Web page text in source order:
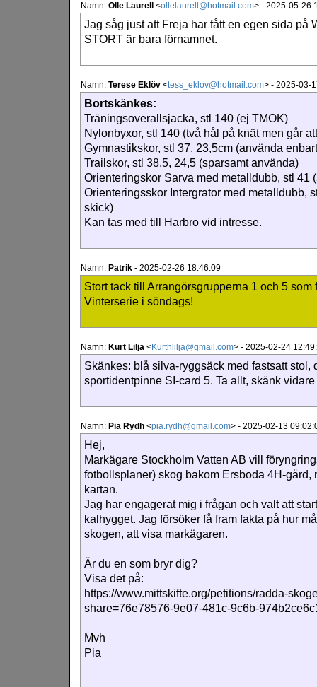
Namn: Olle Laurell <ollelaurell@hotmail.com> - 2025-05-26
Jag såg just att Freja har fått en egen sida på
STORT är bara förnamnet.
Namn: Terese Eklöv <tess_eklov@hotmail.com> - 2025-03-
Bortskänkes:
Träningsoverallsjacka, stl 140 (ej TMOK)
Nylonbyxor, stl 140 (två hål på knät men går
Gymnastikskor, stl 37, 23,5cm (använda
Trailskor, stl 38,5, 24,5 (sparsamt använda)
Orienteringskor Sarva med metalldubb, stl 41
Orienteringsskor Intergrator med metalldubb,
skick)
Kan tas med till Harbro vid intresse.
Namn: Patrik - 2025-02-26 18:46:09
Stort tack till Arrangörsgrupperna 1 och 5
Vinterserie i söndags!
Namn: Kurt Lilja <Kurthlilja@gmail.com> - 2025-02-24
Skänkes: blå silva-ryggsäck med fastsatt stol,
sportidentpinne SI-card 5. Ta allt, skänk
Namn: Pia Rydh <pia.rydh@gmail.com> - 2025-02-13
Hej,
Markägare Stockholm Vatten AB vill
fotbollsplaner) skog bakom Ersboda 4H-gård,
kartan.
Jag har engagerat mig i frågan och valt att
kalhygget. Jag försöker få fram fakta på hur
skogen, att visa markägaren.
Är du en som bryr dig?
Visa det på:
https://www.mittskifte.org/petitions/radda-
share=76e78576-9e07-481c-9c6b-
Mvh
Pia